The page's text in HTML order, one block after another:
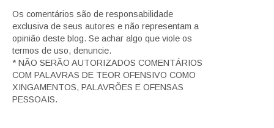
Os comentários são de responsabilidade
exclusiva de seus autores e não representam a
opinião deste blog. Se achar algo que viole os
termos de uso, denuncie.
* NÃO SERÃO AUTORIZADOS COMENTÁRIOS
COM PALAVRAS DE TEOR OFENSIVO COMO
XINGAMENTOS, PALAVRÕES E OFENSAS
PESSOAIS.